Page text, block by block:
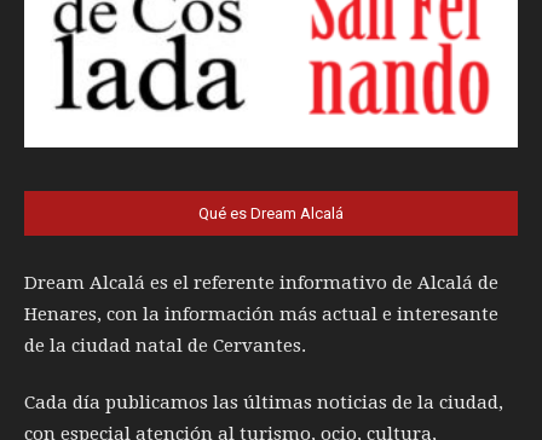
Qué es Dream Alcalá
Dream Alcalá es el referente informativo de Alcalá de
Henares, con la información más actual e interesante
de la ciudad natal de Cervantes.
Cada día publicamos las últimas noticias de la ciudad,
con especial atención al turismo, ocio, cultura,